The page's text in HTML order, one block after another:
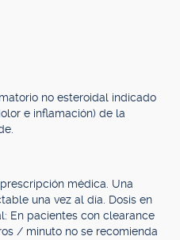
no esteroidal indicado
e inflamación) de la
médica. Una
una vez al día. Dosis en
En pacientes con clearance
/ minuto no se recomienda